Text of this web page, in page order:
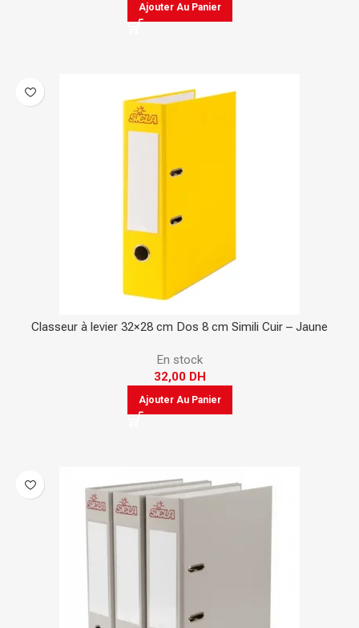
Ajouter Au Panier
Classeur à levier 32×28 cm Dos 8 cm Simili Cuir – Jaune
En stock
32,00 DH
Ajouter Au Panier